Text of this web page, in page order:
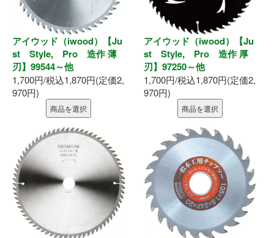
アイウッド（iwood）【Ju
st Style, Pro 造作 薄
刃】99544～他
1,700円/税込1,870円(定価2,
970円)
商品を選択
アイウッド（iwood）【Ju
st Style, Pro 造作 厚
刃】97250～他
1,700円/税込1,870円(定価2,
970円)
商品を選択